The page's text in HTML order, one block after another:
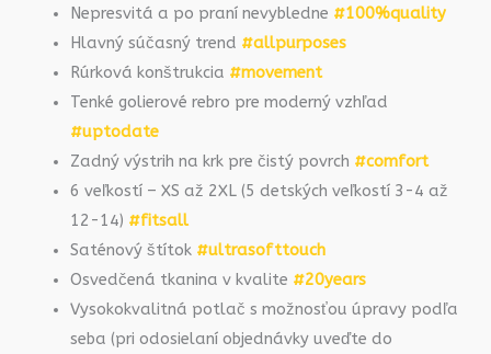
Nepresvitá a po praní nevybledne #100%quality
Hlavný súčasný trend #allpurposes
Rúrková konštrukcia #movement
Tenké golierové rebro pre moderný vzhľad
#uptodate
Zadný výstrih na krk pre čistý povrch #comfort
6 veľkostí – XS až 2XL (5 detských veľkostí 3-4 až
12-14) #fitsall
Saténový štítok #ultrasofttouch
Osvedčená tkanina v kvalite #20years
Vysokokvalitná potlač s možnosťou úpravy podľa
seba (pri odosielaní objednávky uveďte do